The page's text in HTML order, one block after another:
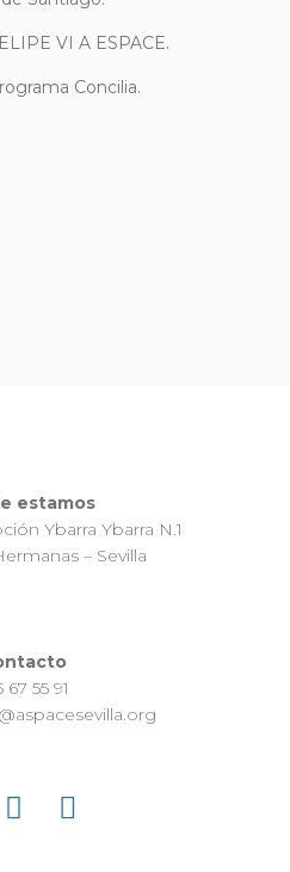
VI A ESPACE.
Concilia.
estamos
Ybarra Ybarra N.1
– Sevilla
67 55 91